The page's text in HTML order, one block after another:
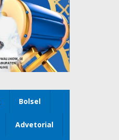
Bolsel
Advetorial